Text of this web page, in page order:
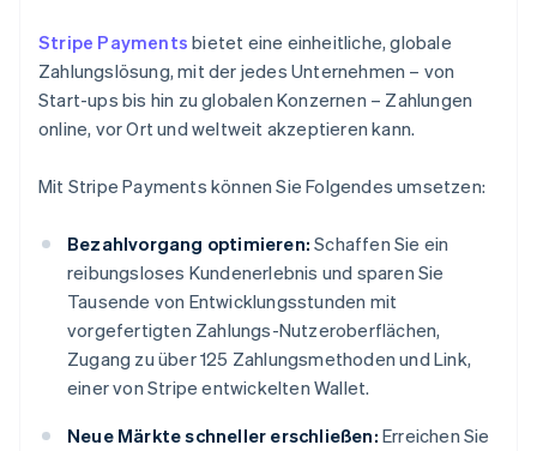
Stripe Payments bietet eine einheitliche, globale
Zahlungslösung, mit der jedes Unternehmen – von
Start-ups bis hin zu globalen Konzernen – Zahlungen
online, vor Ort und weltweit akzeptieren kann.
Mit Stripe Payments können Sie Folgendes umsetzen:
Bezahlvorgang optimieren: Schaffen Sie ein
reibungsloses Kundenerlebnis und sparen Sie
Tausende von Entwicklungsstunden mit
vorgefertigten Zahlungs-Nutzeroberflächen,
Zugang zu über 125 Zahlungsmethoden und Link,
einer von Stripe entwickelten Wallet.
Neue Märkte schneller erschließen: Erreichen Sie